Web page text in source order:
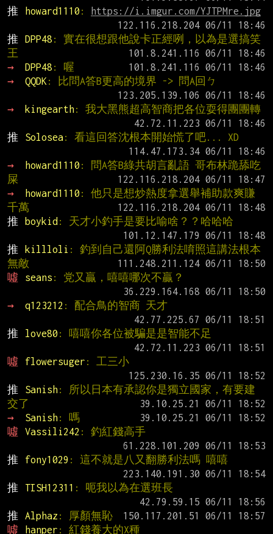
推
howard1110 :
https://i.imgur.com/YJTPMre.jpg
推
DPP48 : 實在很想跟他說卡正經咧，以為是選搞笑
王
→
DPP48 : 喔
→
QQDK : 比問A答B更高的境界 -> 問A回ㄅ
→
kingearth: 我大黑熊超高智商把各位耍得團團轉
推
Solosea: 看這回答沈根本開始慌了吧... XD
→
howard1110 : 問A答B綠共胡言亂語 哥布林跪舔吃
屎
→
howard1110 : 他只是想炒熱度拿選舉補助款爽賺
千萬
推
boykid : 天才小釣手是要比喻啥？？哈哈哈
推
killloli : 釣到自己還阿Q勝利法唷照這講法根本
無敵
噓
seans : 党又贏，嘻嘻哪次不贏？
→
q123212 : 配合鳥的智商 天才
推
love80 : 嘻嘻你各位被騙是是智能不足
噓
flowersuger : 工三小
推
Sanish: 所以日本有承認你是獨立國家，有要建
交了
→
Sanish: 嗎
噓
Vassili242 : 釣紅錢高手
推
fony1029 : 這不就是八又翻勝利法嗎 嘻嘻
推
TISH12311 : 呃我以為在選班長
推
Alphaz : 厚顏無恥
噓
hanper : 紅錢養大的X種